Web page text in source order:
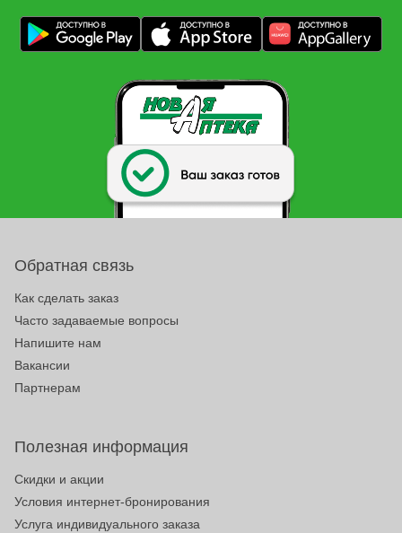
Обратная связь
Как сделать заказ
Часто задаваемые вопросы
Напишите нам
Вакансии
Партнерам
Полезная информация
Скидки и акции
Условия интернет-бронирования
Услуга индивидуального заказа